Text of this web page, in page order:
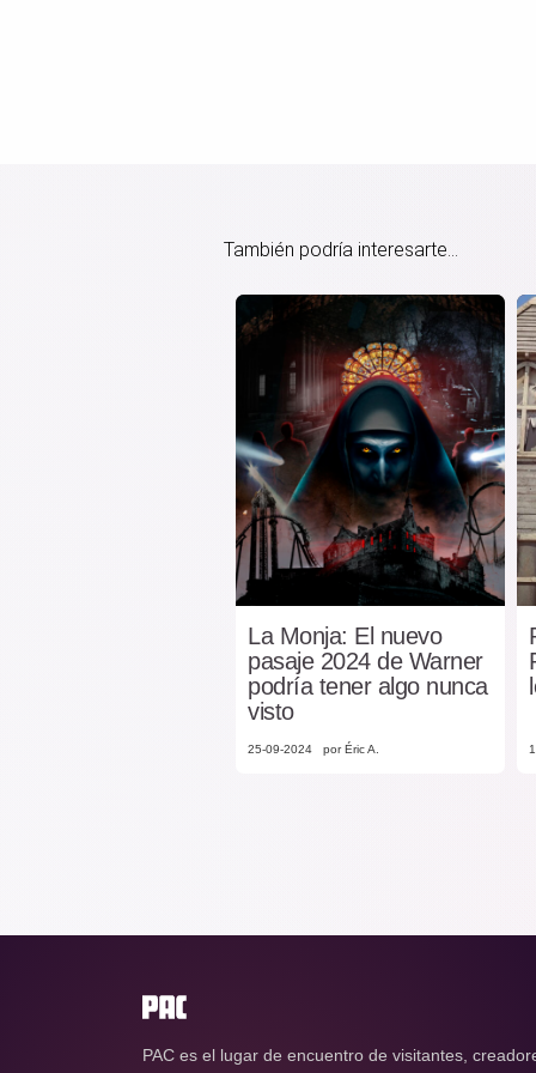
También podría interesarte...
La Monja: El nuevo
pasaje 2024 de Warner
podría tener algo nunca
visto
25-09-2024 por Éric A.
PAC es el lugar de encuentro de visitantes,